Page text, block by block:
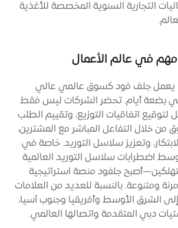
التجارية السنوية المخصصة للأغذية
في عالم الأعمال
يعمل جلف فود كسوق عالمي عالي
بضعة أيام. تحضر الشركات ليس فقط
بل لتوقيع اتفاقيات التوزيع، وتقييم الطلب
خلال التفاعل المباشر مع المشترين،
وتعزيز سلاسل التوريد. خاصة في
اضطرابات سلاسل التوريد العالمية
جلفود منصة استراتيجية
ومتنوعة. بالنسبة للعديد من العلامات
إلى الشرق الأوسط وأفريقيا وجنوب آسيا،
دبي المتقدمة واتصالها العالمي.